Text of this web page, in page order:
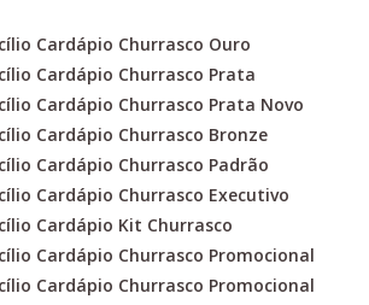
Cardápio Churrasco Ouro
Cardápio Churrasco Prata
Cardápio Churrasco Prata Novo
Cardápio Churrasco Bronze
Cardápio Churrasco Padrão
Cardápio Churrasco Executivo
Cardápio Kit Churrasco
Cardápio Churrasco Promocional
Cardápio Churrasco Promocional